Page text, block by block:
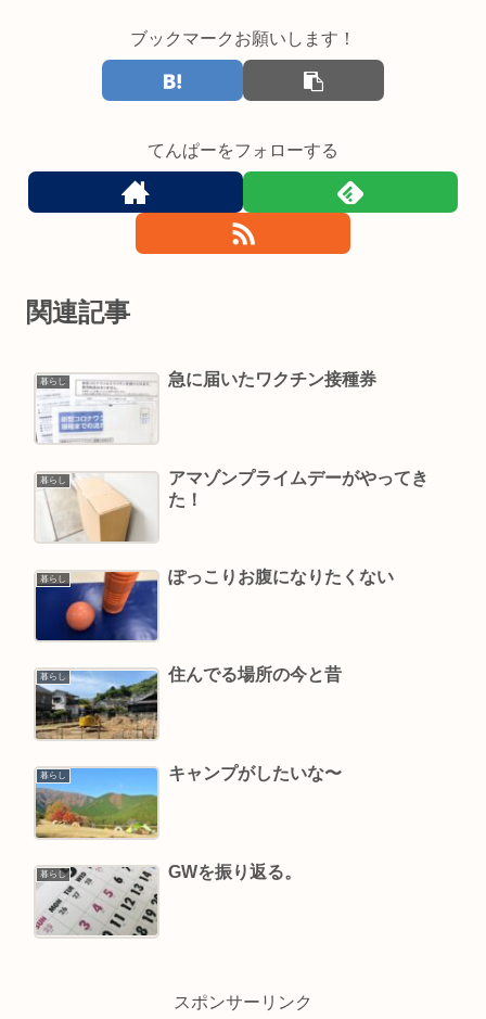
ブックマークお願いします！
てんぱーをフォローする
関連記事
暮らし 急に届いたワクチン接種券
暮らし
アマゾンプライムデーがやってき
た！
暮らし ぽっこりお腹になりたくない
暮らし 住んでる場所の今と昔
暮らし キャンプがしたいな〜
暮らし GWを振り返る。
スポンサーリンク